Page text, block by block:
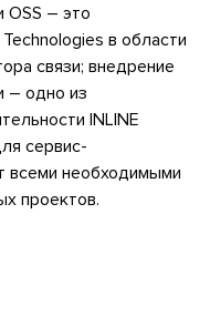
OSS – это
в области
связи; внедрение
– одно из
INLINE
сервис-
всеми необходимыми
проектов.